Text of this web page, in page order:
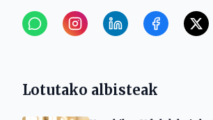
Lotutako albisteak